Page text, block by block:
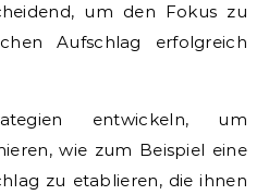
um den Fokus zu
Aufschlag erfolgreich
entwickeln, um
wie zum Beispiel eine
zu etablieren, die ihnen